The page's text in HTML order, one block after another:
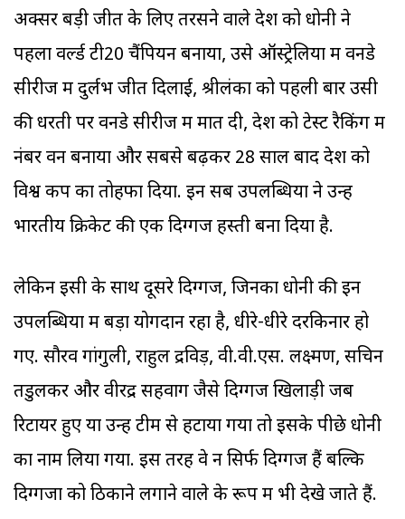
अक्सर बड़ी जीत के लिए तरसने वाले देश को धोनी ने
पहला वर्ल्ड टी20 चैंपियन बनाया, उसे ऑस्ट्रेलिया में वनडे
सीरीज में दुर्लभ जीत दिलाई, श्रीलंका को पहली बार उसी
की धरती पर वनडे सीरीज में मात दी, देश को टेस्ट रैकिंग में
नंबर वन बनाया और सबसे बढ़कर 28 साल बाद देश को
विश्व कप का तोहफा दिया. इन सब उपलब्धियों ने उन्हें
भारतीय क्रिकेट की एक दिग्गज हस्ती बना दिया है.
लेकिन इसी के साथ दूसरे दिग्गज, जिनका धोनी की इन
उपलब्धियों में बड़ा योगदान रहा है, धीरे-धीरे दरकिनार हो
गए. सौरव गांगुली, राहुल द्रविड़, वी.वी.एस. लक्ष्मण, सचिन
तेंडुलकर और वीरेंद्र सहवाग जैसे दिग्गज खिलाड़ी जब
रिटायर हुए या उन्हें टीम से हटाया गया तो इसके पीछे धोनी
का नाम लिया गया. इस तरह वे न सिर्फ दिग्गज हैं बल्कि
दिग्गजों को ठिकाने लगाने वाले के रूप में भी देखे जाते हैं.